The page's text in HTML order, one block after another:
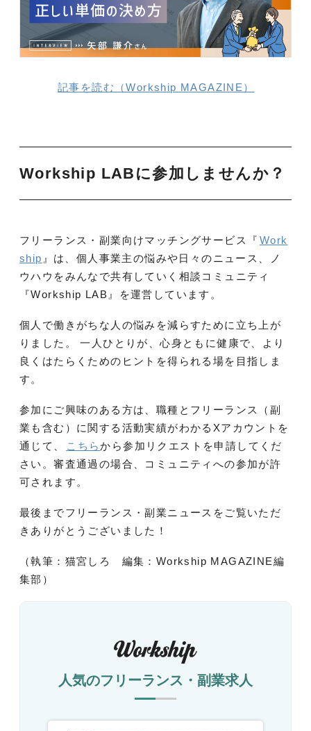
記事を読む（Workship MAGAZINE）
Workship LABに参加しませんか？
フリーランス・副業向けマッチングサービス『 Work
ship 』は、個人事業主の悩みや日々のニュース、ノ
ウハウをみんなで共有していく相談コミュニティ
『Workship LAB』を運営しています。
個人で働きがちな人の悩みを減らすために立ち上が
りました。 一人ひとりが、心身ともに健康で、より
良くはたらくためのヒントを得られる場を目指しま
す。
参加にご興味のある方は、職種とフリーランス（副
業も含む）に関する活動実績がわかるXアカウントを
通じて、
こちらから参加リクエストを申請してくだ
さい。審査通過の場合、コミュニティへの参加が許
可されます。
最後までフリーランス・副業ニュースをご覧いただ
きありがとうございました！
（執筆：猫宮しろ 編集：Workship MAGAZINE編
集部）
人気のフリーランス・副業求人